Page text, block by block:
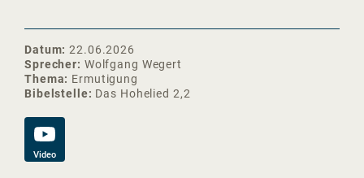
Datum 22.06.2026
Sprecher
Wolfgang Wegert
Thema
Ermutigung
Bibelstelle
Das Hohelied 2,2
Video